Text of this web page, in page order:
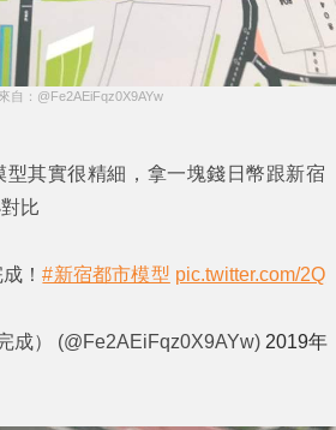
自：@Fe2AEiFqz0X9AYw
其實很精細，拿一塊錢日幣跟新宿
比
！#新宿都市模型 pic.twitter.com/2Q
成） (@Fe2AEiFqz0X9AYw) 2019年